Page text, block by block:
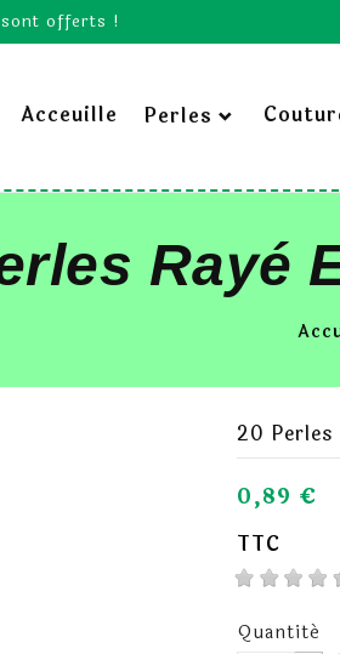
offerts !
Acceuille Perles
Rayé
20 Perles
0,89 €
TTC
Quantité